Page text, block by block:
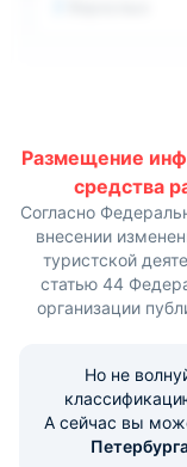
Размещение
средства
Согласно
внесении
туристской
статью 44
организации
Но не
А сейчас вы